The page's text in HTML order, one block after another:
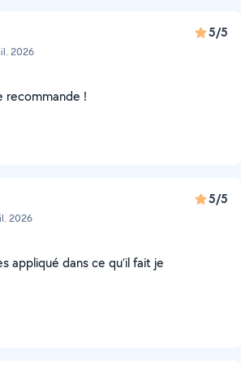
2026
5/5
recommande !
2026
5/5
appliqué dans ce qu’il fait je